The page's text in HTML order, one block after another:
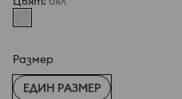
Размер
ЕДИН РАЗМЕР